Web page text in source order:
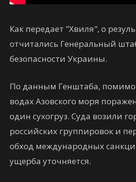
Как передает "Хвиля", о
отчитались Генеральный
безопасности Украины.
По данным Генштаба, помимо
водах Азовского моря
один сухогруз. Суда возили
российских группировок и
обход международных
ущерба уточняется.